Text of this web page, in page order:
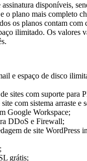
disponíveis,
o plano mais completo
os planos contam com
ilimitado. Os valores
e espaço de disco
sites com suporte para
com sistema arraste e
Google Workspace;
DDoS e Firewall;
de site WordPress
grátis;